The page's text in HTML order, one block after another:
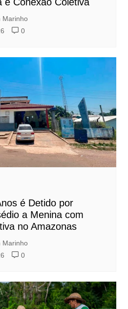
Marinho
0
é Detido por
a Menina com
no Amazonas
Marinho
0